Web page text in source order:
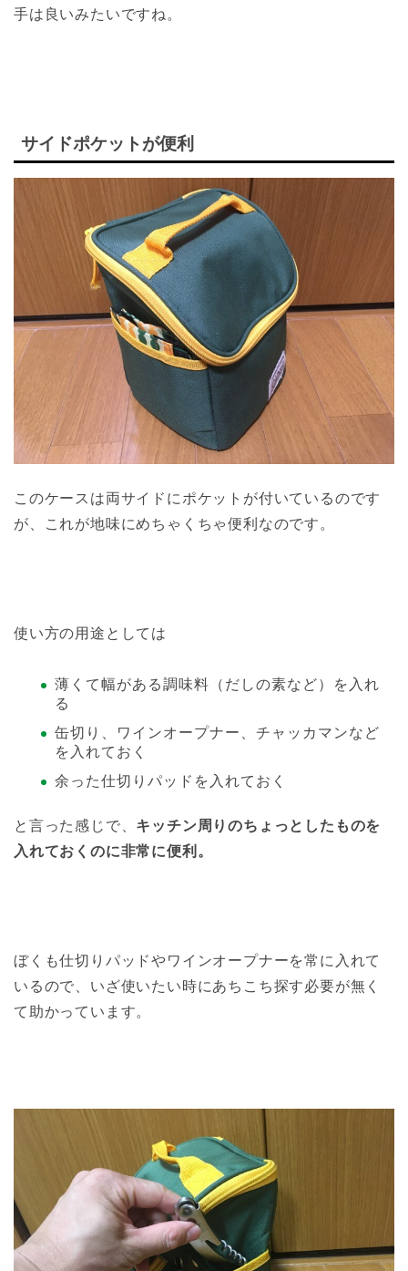
手は良いみたいですね。
サイドポケットが便利
このケースは両サイドにポケットが付いているのです
が、これが地味にめちゃくちゃ便利なのです。
使い方の用途としては
薄くて幅がある調味料（だしの素など）を入れ
る
缶切り、ワインオープナー、チャッカマンなど
を入れておく
余った仕切りパッドを入れておく
と言った感じで、 キッチン周りのちょっとしたものを
入れておくのに非常に便利。
ぼくも仕切りパッドやワインオープナーを常に入れて
いるので、いざ使いたい時にあちこち探す必要が無く
て助かっています。